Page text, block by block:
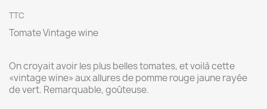
TTC
Tomate Vintage wine
On croyait avoir les plus belles tomates, et voilà cette
«vintage wine» aux allures de pomme rouge jaune rayée
de vert. Remarquable, goûteuse.